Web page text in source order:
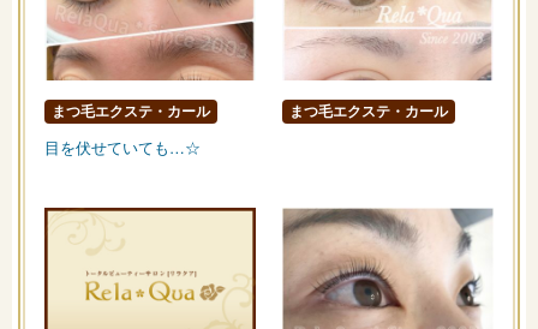
まつ毛エクステ・カール
目を伏せていても…☆
まつ毛エクステ・カール